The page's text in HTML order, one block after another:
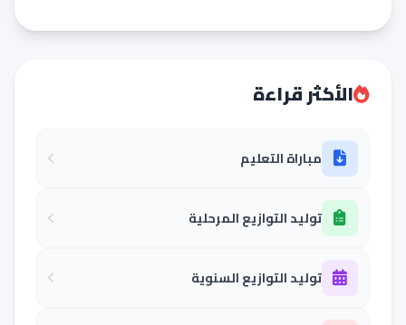
الأكثر قراءة
مباراة التعليم
توليد التوازيع المرحلية
توليد التوازيع السنوية